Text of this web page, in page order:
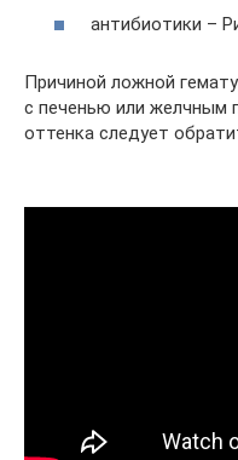
антибиотики –
Причиной ложной
с печенью или желчным
оттенка следует